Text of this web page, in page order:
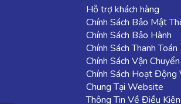
Hỗ trợ khách hàng
Chính Sách Bảo Mật
Chính Sách Bảo Hành
Chính Sách Thanh Toán
Chính Sách Vận Chuyển
Chính Sách Hoạt Động
Chung Tại Website
Thông Tin Về Điều